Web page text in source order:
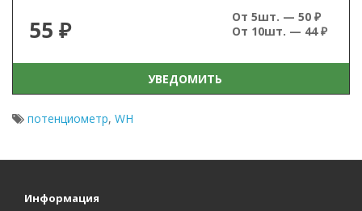
55 ₽
От 5шт. — 50 ₽
От 10шт. — 44 ₽
УВЕДОМИТЬ
потенциометр, WH
Информация